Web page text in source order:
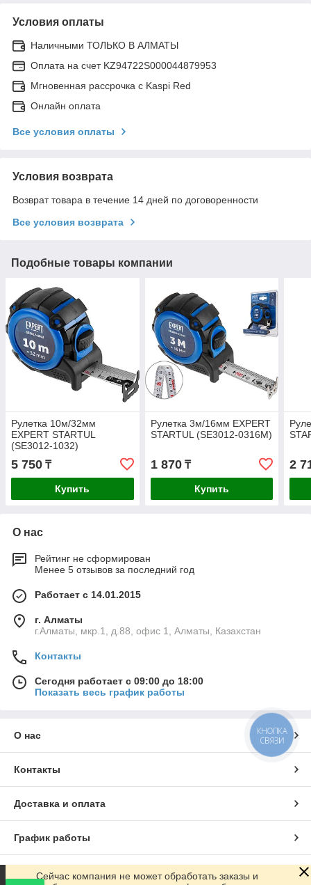
Условия оплаты
Наличными ТОЛЬКО В АЛМАТЫ
Оплата на счет KZ94722S000044879953
Мгновенная рассрочка с Kaspi Red
Онлайн оплата
Все условия оплаты
Условия возврата
Возврат товара в течение 14 дней по договоренности
Все условия возврата
Подобные товары компании
Рулетка 10м/32мм
EXPERT STARTUL
(SE3012-1032)
5 750 ₸
Купить
Рулетка 3м/16мм EXPERT
STARTUL (SE3012-0316M)
1 870₸
Купить
2
О нас
Рейтинг не сформирован
Менее 5 отзывов за последний год
Работает с 14.01.2015
г. Алматы
г.Алматы, мкр.1, д.88, офис 1, Алматы, Казахстан
Контакты
Сегодня работает с 09:00 до 18:00
Показать весь график работы
О нас
Контакты
Доставка и оплата
График работы
Полная версия сайта
Сейчас компания не может обработать заказы и
КНОПКА
СВЯЗИ